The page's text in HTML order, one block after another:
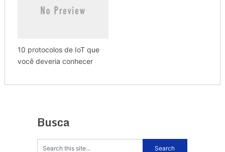
10 protocolos de IoT que
você deveria conhecer
Busca